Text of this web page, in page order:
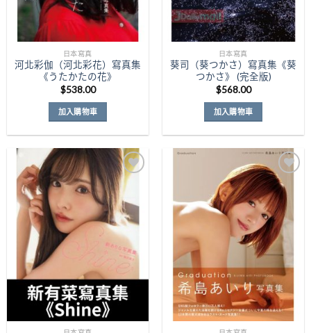
日本寫真
河北彩伽（河北彩花）寫真集
《うたかたの花》
$538.00
加入購物車
日本寫真
葵司（葵つかさ）寫真集《葵
つかさ》 (完全版)
$568.00
加入購物車
Add to
Wishlist
Add to
Wishlist